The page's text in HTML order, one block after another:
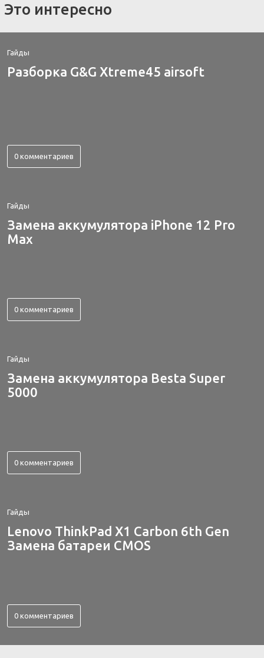
Это интересно
Гайды
Разборка G&G Xtreme45 airsoft
0 комментариев
Гайды
Замена аккумулятора iPhone 12 Pro
Max
0 комментариев
Гайды
Замена аккумулятора Besta Super
5000
0 комментариев
Гайды
Lenovo ThinkPad X1 Carbon 6th Gen
Замена батареи CMOS
0 комментариев